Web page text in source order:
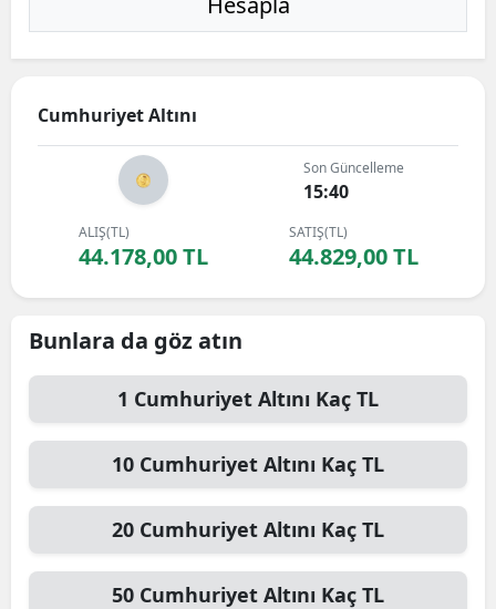
Cumhuriyet Altını
Son Güncelleme
15:40
ALIŞ(TL)
44.178,00 TL
SATIŞ(TL)
44.829,00 TL
Bunlara da göz atın
1 Cumhuriyet Altını Kaç TL
10 Cumhuriyet Altını Kaç TL
20 Cumhuriyet Altını Kaç TL
50 Cumhuriyet Altını Kaç TL